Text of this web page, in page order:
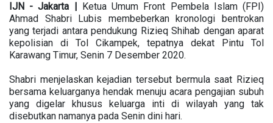
IJN - Jakarta | Ketua Umum Front Pembela Islam (FPI)
Ahmad Shabri Lubis membeberkan kronologi bentrokan
yang terjadi antara pendukung Rizieq Shihab dengan aparat
kepolisian di Tol Cikampek, tepatnya dekat Pintu Tol
Karawang Timur, Senin 7 Desember 2020.
Shabri menjelaskan kejadian tersebut bermula saat Rizieq
bersama keluarganya hendak menuju acara pengajian subuh
yang digelar khusus keluarga inti di wilayah yang tak
disebutkan namanya pada Senin dini hari.